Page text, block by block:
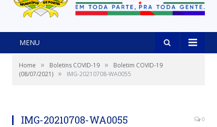
MENU
Home » Boletins COVID-19 »
Boletim COVID-19
(08/07/2021) » IMG-20210708-WA0055
IMG-20210708-WA0055 0